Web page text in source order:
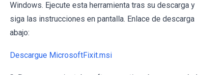
Windows. Ejecute esta herramienta tras su descarga y
siga las instrucciones en pantalla. Enlace de descarga
abajo:
Descargue MicrosoftFixit.msi